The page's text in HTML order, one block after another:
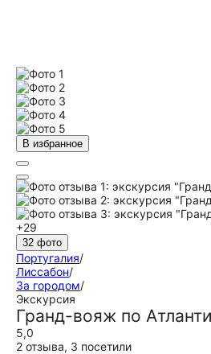
В избранное
+29
32 фото
Португалия/
Лиссабон/
За городом/
Экскурсия
Гранд-вояж по
5,0
2 отзыва, 3 посетили